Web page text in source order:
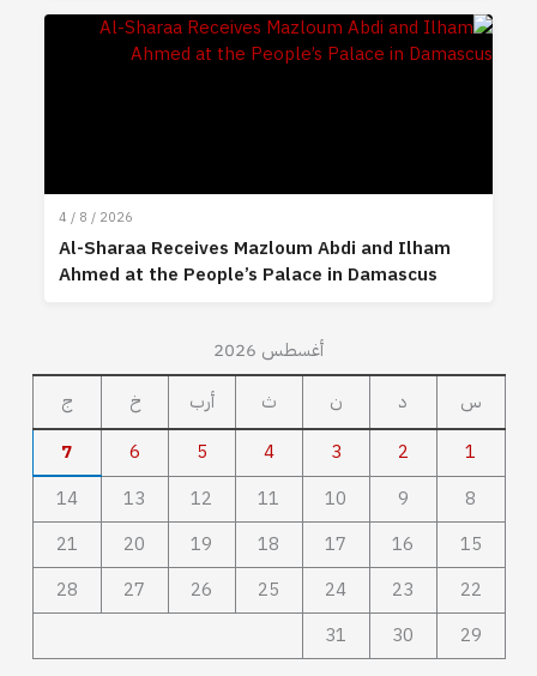
4 / 8 / 2026
Al-Sharaa Receives Mazloum Abdi and Ilham
Ahmed at the People’s Palace in Damascus
أغسطس 2026
س
د ن ث أرب خ
ج
1
2
3
4
5
6
7
8
9
10
11
12
13
14
15
16
17
18
19
20
21
22
23
24
25
26
27
28
29
30
31